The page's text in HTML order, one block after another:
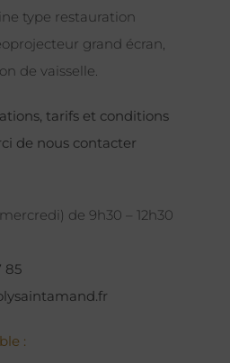
type restauration
grand écran,
de vaisselle.
tarifs et conditions
de nous contacter
de 9h30 – 12h30
85
: